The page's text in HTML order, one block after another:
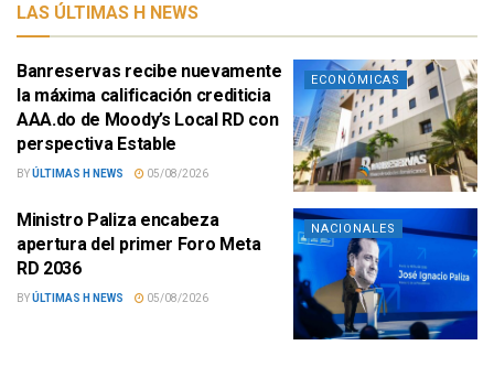
LAS ÚLTIMAS H NEWS
ECONÓMICAS
Banreservas recibe nuevamente
la máxima calificación crediticia
AAA.do de Moody’s Local RD con
perspectiva Estable
BYÚLTIMAS H NEWS 05/08/2026
NACIONALES
Ministro Paliza encabeza
apertura del primer Foro Meta
RD 2036
BYÚLTIMAS H NEWS 05/08/2026